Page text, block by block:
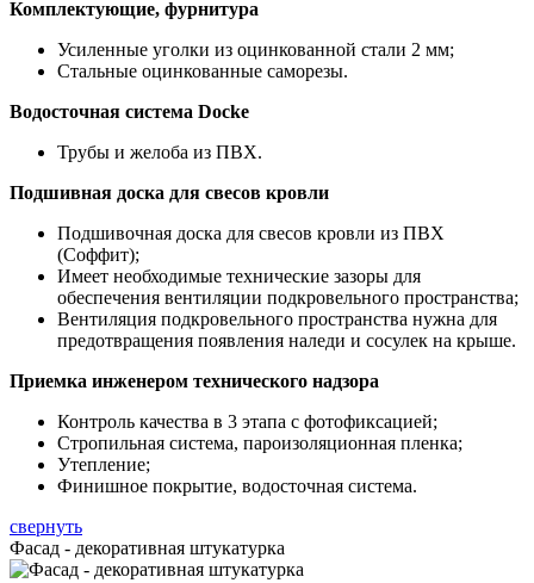
Комплектующие, фурнитура
Усиленные уголки из оцинкованной стали 2 мм;
Стальные оцинкованные саморезы.
Водосточная система Docke
Трубы и желоба из ПВХ.
Подшивная доска для свесов кровли
Подшивочная доска для свесов кровли из ПВХ
(Соффит);
Имеет необходимые технические зазоры для
обеспечения вентиляции подкровельного пространства;
Вентиляция подкровельного пространства нужна для
предотвращения появления наледи и сосулек на крыше.
Приемка инженером технического надзора
Контроль качества в 3 этапа с фотофиксацией;
Стропильная система, пароизоляционная пленка;
Утепление;
Финишное покрытие, водосточная система.
свернуть
Фасад - декоративная штукатурка